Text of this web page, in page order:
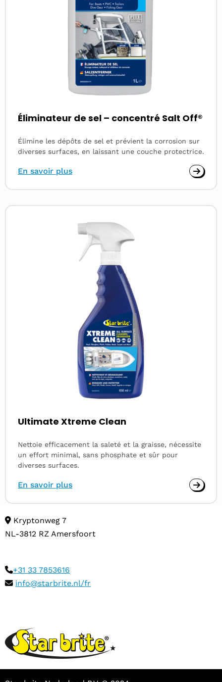
Éliminateur de sel – concentré Salt Off®
Élimine les dépôts de sel et prévient la corrosion sur
diverses surfaces, en laissant une couche protectrice.
En savoir plus
Ultimate Xtreme Clean
Nettoie efficacement la saleté et la graisse, nécessite
un effort minimal, sans phosphate et sûr pour
diverses surfaces.
En savoir plus
Read
Kryptonweg 7
NL-3812 RZ Amersfoort
+31 33 7853616
info@starbrite.nl/fr